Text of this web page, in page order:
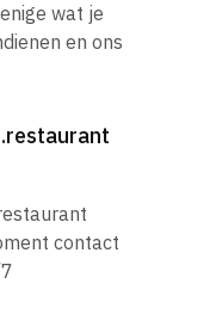
wat je
en ons
contact